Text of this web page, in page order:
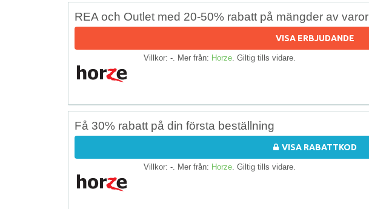
REA och Outlet med 20-50% rabatt på mängder av varor
VISA ERBJUDANDE
Villkor: -. Mer från: Horze . Giltig tills vidare.
Få 30% rabatt på din första beställning
VISA RABATTKOD
Villkor: -. Mer från: Horze . Giltig tills vidare.